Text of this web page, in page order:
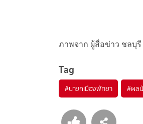
ภาพจาก ผู้สื่อข่าว ชลบุรี
Tag
#นายกเมืองพัทยา #ผล